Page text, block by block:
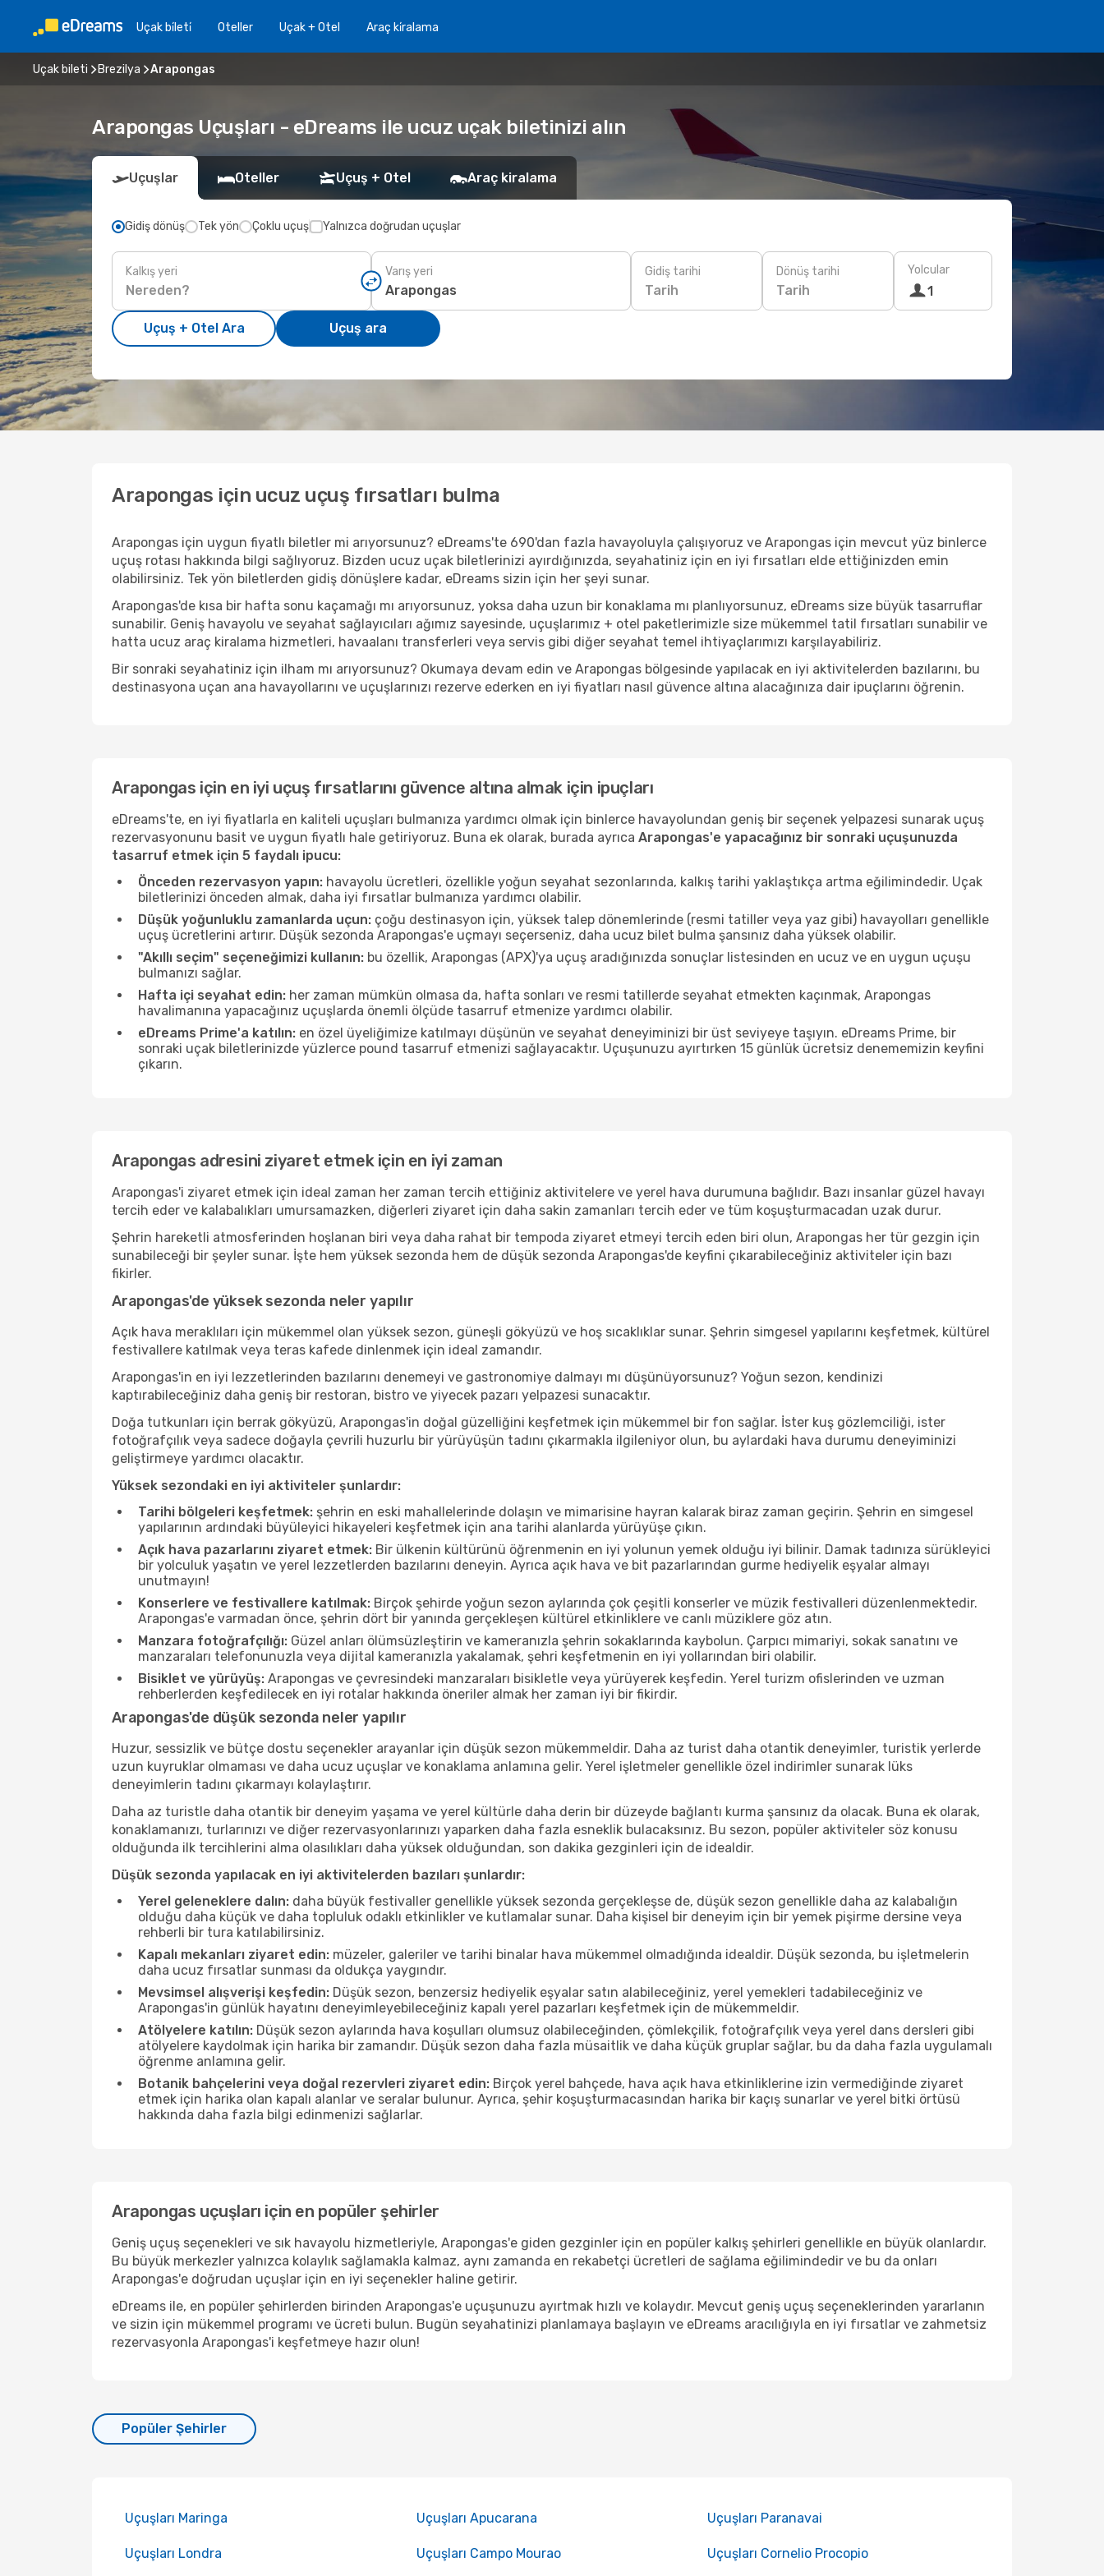
Uçak bi̇leti̇ Oteller Uçak + Otel Araç ki̇ralama
Uçak bileti Brezilya Arapongas
Arapongas Uçuşları - eDreams ile ucuz uçak biletinizi alın
Uçuşlar Oteller Uçuş + Otel Araç kiralama
Gidiş dönüş Tek yön Çoklu uçuş Yalnızca doğrudan uçuşlar
Kalkış yeri Varış yeri Gidiş tarihi
Tarih
Dönüş tarihi
Tarih
Yolcular
1
Uçuş + Otel Ara Uçuş ara
Arapongas için ucuz uçuş fırsatları bulma
Arapongas için uygun fiyatlı biletler mi arıyorsunuz? eDreams'te 690'dan fazla havayoluyla çalışıyoruz ve Arapongas için mevcut yüz binlerce
uçuş rotası hakkında bilgi sağlıyoruz. Bizden ucuz uçak biletlerinizi ayırdığınızda, seyahatiniz için en iyi fırsatları elde ettiğinizden emin
olabilirsiniz. Tek yön biletlerden gidiş dönüşlere kadar, eDreams sizin için her şeyi sunar.
Arapongas'de kısa bir hafta sonu kaçamağı mı arıyorsunuz, yoksa daha uzun bir konaklama mı planlıyorsunuz, eDreams size büyük tasarruflar
sunabilir. Geniş havayolu ve seyahat sağlayıcıları ağımız sayesinde, uçuşlarımız + otel paketlerimizle size mükemmel tatil fırsatları sunabilir ve
hatta ucuz araç kiralama hizmetleri, havaalanı transferleri veya servis gibi diğer seyahat temel ihtiyaçlarımızı karşılayabiliriz.
Bir sonraki seyahatiniz için ilham mı arıyorsunuz? Okumaya devam edin ve Arapongas bölgesinde yapılacak en iyi aktivitelerden bazılarını, bu
destinasyona uçan ana havayollarını ve uçuşlarınızı rezerve ederken en iyi fiyatları nasıl güvence altına alacağınıza dair ipuçlarını öğrenin.
Arapongas için en iyi uçuş fırsatlarını güvence altına almak için ipuçları
eDreams'te, en iyi fiyatlarla en kaliteli uçuşları bulmanıza yardımcı olmak için binlerce havayolundan geniş bir seçenek yelpazesi sunarak uçuş
rezervasyonunu basit ve uygun fiyatlı hale getiriyoruz. Buna ek olarak, burada ayrıca Arapongas'e yapacağınız bir sonraki uçuşunuzda
tasarruf etmek için 5 faydalı ipucu:
Önceden rezervasyon yapın: havayolu ücretleri, özellikle yoğun seyahat sezonlarında, kalkış tarihi yaklaştıkça artma eğilimindedir. Uçak
biletlerinizi önceden almak, daha iyi fırsatlar bulmanıza yardımcı olabilir.
Düşük yoğunluklu zamanlarda uçun: çoğu destinasyon için, yüksek talep dönemlerinde (resmi tatiller veya yaz gibi) havayolları genellikle
uçuş ücretlerini artırır. Düşük sezonda Arapongas'e uçmayı seçerseniz, daha ucuz bilet bulma şansınız daha yüksek olabilir.
"Akıllı seçim" seçeneğimizi kullanın: bu özellik, Arapongas (APX)'ya uçuş aradığınızda sonuçlar listesinden en ucuz ve en uygun uçuşu
bulmanızı sağlar.
Hafta içi seyahat edin: her zaman mümkün olmasa da, hafta sonları ve resmi tatillerde seyahat etmekten kaçınmak, Arapongas
havalimanına yapacağınız uçuşlarda önemli ölçüde tasarruf etmenize yardımcı olabilir.
eDreams Prime'a katılın: en özel üyeliğimize katılmayı düşünün ve seyahat deneyiminizi bir üst seviyeye taşıyın. eDreams Prime, bir
sonraki uçak biletlerinizde yüzlerce pound tasarruf etmenizi sağlayacaktır. Uçuşunuzu ayırtırken 15 günlük ücretsiz denememizin keyfini
çıkarın.
Arapongas adresini ziyaret etmek için en iyi zaman
Arapongas'i ziyaret etmek için ideal zaman her zaman tercih ettiğiniz aktivitelere ve yerel hava durumuna bağlıdır. Bazı insanlar güzel havayı
tercih eder ve kalabalıkları umursamazken, diğerleri ziyaret için daha sakin zamanları tercih eder ve tüm koşuşturmacadan uzak durur.
Şehrin hareketli atmosferinden hoşlanan biri veya daha rahat bir tempoda ziyaret etmeyi tercih eden biri olun, Arapongas her tür gezgin için
sunabileceği bir şeyler sunar. İşte hem yüksek sezonda hem de düşük sezonda Arapongas'de keyfini çıkarabileceğiniz aktiviteler için bazı
fikirler.
Arapongas'de yüksek sezonda neler yapılır
Açık hava meraklıları için mükemmel olan yüksek sezon, güneşli gökyüzü ve hoş sıcaklıklar sunar. Şehrin simgesel yapılarını keşfetmek, kültürel
festivallere katılmak veya teras kafede dinlenmek için ideal zamandır.
Arapongas'in en iyi lezzetlerinden bazılarını denemeyi ve gastronomiye dalmayı mı düşünüyorsunuz? Yoğun sezon, kendinizi
kaptırabileceğiniz daha geniş bir restoran, bistro ve yiyecek pazarı yelpazesi sunacaktır.
Doğa tutkunları için berrak gökyüzü, Arapongas'in doğal güzelliğini keşfetmek için mükemmel bir fon sağlar. İster kuş gözlemciliği, ister
fotoğrafçılık veya sadece doğayla çevrili huzurlu bir yürüyüşün tadını çıkarmakla ilgileniyor olun, bu aylardaki hava durumu deneyiminizi
geliştirmeye yardımcı olacaktır.
Yüksek sezondaki en iyi aktiviteler şunlardır:
Tarihi bölgeleri keşfetmek: şehrin en eski mahallelerinde dolaşın ve mimarisine hayran kalarak biraz zaman geçirin. Şehrin en simgesel
yapılarının ardındaki büyüleyici hikayeleri keşfetmek için ana tarihi alanlarda yürüyüşe çıkın.
Açık hava pazarlarını ziyaret etmek: Bir ülkenin kültürünü öğrenmenin en iyi yolunun yemek olduğu iyi bilinir. Damak tadınıza sürükleyici
bir yolculuk yaşatın ve yerel lezzetlerden bazılarını deneyin. Ayrıca açık hava ve bit pazarlarından gurme hediyelik eşyalar almayı
unutmayın!
Konserlere ve festivallere katılmak: Birçok şehirde yoğun sezon aylarında çok çeşitli konserler ve müzik festivalleri düzenlenmektedir.
Arapongas'e varmadan önce, şehrin dört bir yanında gerçekleşen kültürel etkinliklere ve canlı müziklere göz atın.
Manzara fotoğrafçılığı: Güzel anları ölümsüzleştirin ve kameranızla şehrin sokaklarında kaybolun. Çarpıcı mimariyi, sokak sanatını ve
manzaraları telefonunuzla veya dijital kameranızla yakalamak, şehri keşfetmenin en iyi yollarından biri olabilir.
Bisiklet ve yürüyüş: Arapongas ve çevresindeki manzaraları bisikletle veya yürüyerek keşfedin. Yerel turizm ofislerinden ve uzman
rehberlerden keşfedilecek en iyi rotalar hakkında öneriler almak her zaman iyi bir fikirdir.
Arapongas'de düşük sezonda neler yapılır
Huzur, sessizlik ve bütçe dostu seçenekler arayanlar için düşük sezon mükemmeldir. Daha az turist daha otantik deneyimler, turistik yerlerde
uzun kuyruklar olmaması ve daha ucuz uçuşlar ve konaklama anlamına gelir. Yerel işletmeler genellikle özel indirimler sunarak lüks
deneyimlerin tadını çıkarmayı kolaylaştırır.
Daha az turistle daha otantik bir deneyim yaşama ve yerel kültürle daha derin bir düzeyde bağlantı kurma şansınız da olacak. Buna ek olarak,
konaklamanızı, turlarınızı ve diğer rezervasyonlarınızı yaparken daha fazla esneklik bulacaksınız. Bu sezon, popüler aktiviteler söz konusu
olduğunda ilk tercihlerini alma olasılıkları daha yüksek olduğundan, son dakika gezginleri için de idealdir.
Düşük sezonda yapılacak en iyi aktivitelerden bazıları şunlardır:
Yerel geleneklere dalın: daha büyük festivaller genellikle yüksek sezonda gerçekleşse de, düşük sezon genellikle daha az kalabalığın
olduğu daha küçük ve daha topluluk odaklı etkinlikler ve kutlamalar sunar. Daha kişisel bir deneyim için bir yemek pişirme dersine veya
rehberli bir tura katılabilirsiniz.
Kapalı mekanları ziyaret edin: müzeler, galeriler ve tarihi binalar hava mükemmel olmadığında idealdir. Düşük sezonda, bu işletmelerin
daha ucuz fırsatlar sunması da oldukça yaygındır.
Mevsimsel alışverişi keşfedin: Düşük sezon, benzersiz hediyelik eşyalar satın alabileceğiniz, yerel yemekleri tadabileceğiniz ve
Arapongas'in günlük hayatını deneyimleyebileceğiniz kapalı yerel pazarları keşfetmek için de mükemmeldir.
Atölyelere katılın: Düşük sezon aylarında hava koşulları olumsuz olabileceğinden, çömlekçilik, fotoğrafçılık veya yerel dans dersleri gibi
atölyelere kaydolmak için harika bir zamandır. Düşük sezon daha fazla müsaitlik ve daha küçük gruplar sağlar, bu da daha fazla uygulamalı
öğrenme anlamına gelir.
Botanik bahçelerini veya doğal rezervleri ziyaret edin: Birçok yerel bahçede, hava açık hava etkinliklerine izin vermediğinde ziyaret
etmek için harika olan kapalı alanlar ve seralar bulunur. Ayrıca, şehir koşuşturmacasından harika bir kaçış sunarlar ve yerel bitki örtüsü
hakkında daha fazla bilgi edinmenizi sağlarlar.
Arapongas uçuşları için en popüler şehirler
Geniş uçuş seçenekleri ve sık havayolu hizmetleriyle, Arapongas'e giden gezginler için en popüler kalkış şehirleri genellikle en büyük olanlardır.
Bu büyük merkezler yalnızca kolaylık sağlamakla kalmaz, aynı zamanda en rekabetçi ücretleri de sağlama eğilimindedir ve bu da onları
Arapongas'e doğrudan uçuşlar için en iyi seçenekler haline getirir.
eDreams ile, en popüler şehirlerden birinden Arapongas'e uçuşunuzu ayırtmak hızlı ve kolaydır. Mevcut geniş uçuş seçeneklerinden yararlanın
ve sizin için mükemmel programı ve ücreti bulun. Bugün seyahatinizi planlamaya başlayın ve eDreams aracılığıyla en iyi fırsatlar ve zahmetsiz
rezervasyonla Arapongas'i keşfetmeye hazır olun!
Popüler Şehirler
Uçuşları Maringa Uçuşları Apucarana Uçuşları Paranavai
Uçuşları Londra Uçuşları Campo Mourao Uçuşları Cornelio Procopio